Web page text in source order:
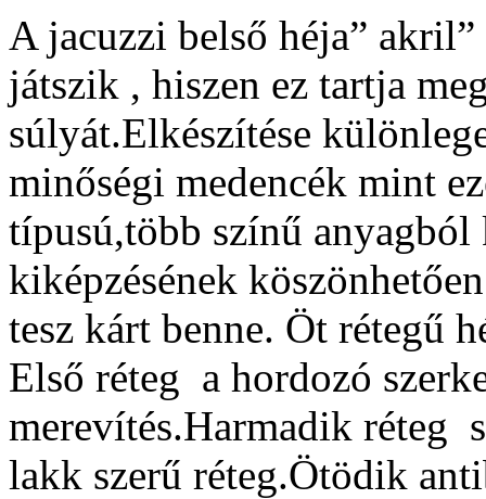
A jacuzzi belső héja”
játszik , hiszen ez tartja
súlyát.Elkészítése
minőségi medencék mint
típusú,több színű
kiképzésének
tesz kárt benne. Öt rétegű
Első réteg a hordozó
merevítés.Harmadik réteg
lakk szerű réteg.Ötödik